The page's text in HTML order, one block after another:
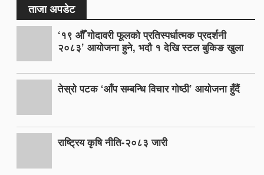
ताजा अपडेट
‘१९ औँ गोदावरी फूलको प्रतिस्पर्धात्मक प्रदर्शनी
२०८३’ आयोजना हुने, भदौ १ देखि स्टल बुकिङ खुला
तेस्रो पटक ‘आँप सम्बन्धि विचार गोष्ठी’ आयोजना हुँदैं
राष्ट्रिय कृषि नीति-२०८३ जारी